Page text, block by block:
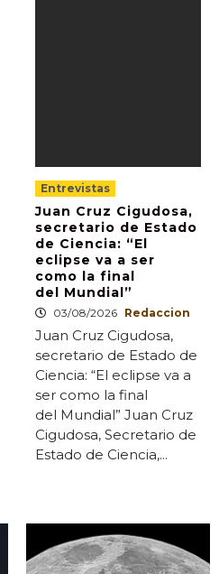
Entrevistas
Juan Cruz Cigudosa,
secretario de Estado
de Ciencia: “El
eclipse va a ser
como la final
del Mundial”
03/08/2026 Redaccion
Juan Cruz Cigudosa,
secretario de Estado de
Ciencia: “El eclipse va a
ser como la final
del Mundial” Juan Cruz
Cigudosa, Secretario de
Estado de Ciencia,...